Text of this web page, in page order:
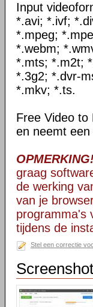
Input
*.avi; *.ivf;
*.mpeg;
*.webm;
*.mts; *.m2t;
*.3g2; *.dvr-
*.mkv; *.ts.
Free Video
en neemt
graag
de werking
van je
programma's
tijdens de
Stel een correctie